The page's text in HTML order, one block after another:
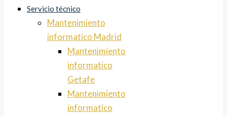
Servicio técnico
Mantenimiento
informatico Madrid
Mantenimiento
informatico
Getafe
Mantenimiento
informatico